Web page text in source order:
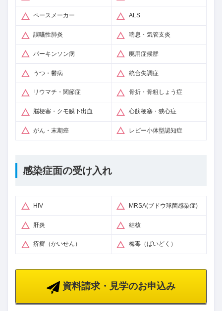
ペースメーカー ALS
誤嚥性肺炎 喘息・気管支炎
パーキンソン病 廃用症候群
うつ・鬱病 統合失調症
リウマチ・関節症 骨折・骨粗しょう症
脳梗塞・クモ膜下出血 心筋梗塞・狭心症
がん・末期癌 レビー小体型認知症
感染症面の受け入れ
HIV MRSA(ブドウ球菌感染症)
肝炎 結核
疥癬（かいせん） 梅毒（ばいどく）
資料請求・見学のお申込み